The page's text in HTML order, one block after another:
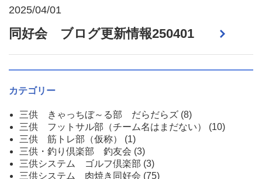
2025/04/01
同好会 ブログ更新情報250401
カテゴリー
三供 きゃっちぼ～る部 だらだらズ(8)
三供 フットサル部（チーム名はまだない）
(10)
三供 筋トレ部（仮称）
(1)
三供・釣り倶楽部 釣友会 (3)
三供システム ゴルフ倶楽部 (3)
三供システム 肉焼き同好会 (75)